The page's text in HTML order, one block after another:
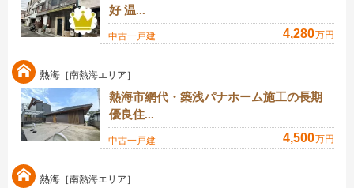
好 温...
中古一戸建 4,280万円
熱海 ［南熱海エリア］
熱海市網代・築浅パナホーム施工の長期
優良住...
中古一戸建 4,500万円
熱海 ［南熱海エリア］